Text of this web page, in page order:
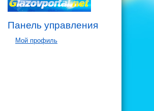
Панель управления
Мой профиль